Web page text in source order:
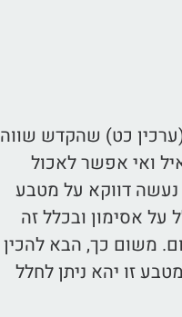
כט) שהקדש שווה
ואי אפשר לאכול
נעשה דווקא על מטבע
אסימון ובכלל זה
משום כך, הבא להכין
זו יהא ניתן לחלל